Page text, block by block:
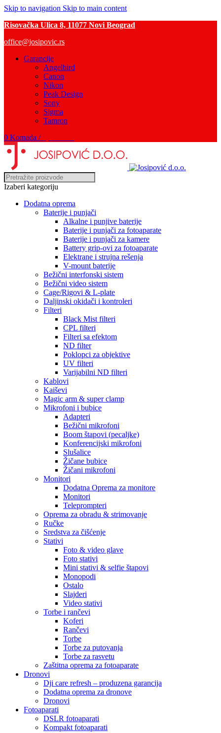
Skip to navigation Skip to main content
Risovačka Ulica 8, 11077 Novi Beograd
office@josipovic.rs
Garancije
Angelbird
Canon
Nikon
Peak Design
Sony
Sigma
Tamron
0 Komada /
Izaberi kategoriju
Dodatna oprema
Baterije i punjači
Alkalne i punjive baterije
Baterije i punjači za fotoaparate
Baterije i punjači za kamere
Battery grip-ovi za fotoaparate
Elektrane i strujna rešenja
V-mount baterije
Bežični interfonski sistem
Bežični video sistem
Cage/Rigovi & L-plate
Daljinski okidači i kontroleri
Filteri
Black Mist filteri
CPL filteri
Filteri sa efektom
ND filter
Poklopci za objektive
UV filteri
Varijabilni ND filteri
Kablovi
Kaiševi
Magic arm & super clamp
Mikrofoni i bubice
Adapteri
Bežični mikrofoni
Boom štapovi (pecaljke)
Konferencijski mikrofoni
Slušalice
Žičane bubice
Žičani mikrofoni
Monitori
Dodatna Oprema za monitore
Monitori
Teleprompteri
Oprema za obradu & strimovanje
Ručke
Sredstva za čišćenje
Stativi
Foto & video glave
Foto stativi
Mini stativi & selfie štapovi
Monopodi
Ostalo
Slajderi
Video stativi
Torbe i rančevi
Koferi
Rančevi
Torbe
Torbe za putovanja
Torbe za rasvetu
Zaštitna oprema za fotoaparate
Dronovi
Dji care refresh – produzena garancija
Dodatna oprema za dronove
Dronovi
Fotoaparati
DSLR fotoaparati
Kompakt fotoaparati